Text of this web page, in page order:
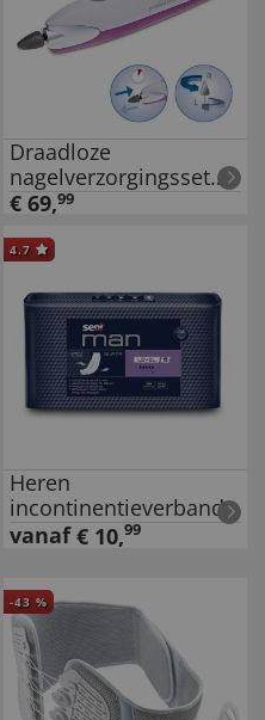
Draadloze
nagelverzorgingsset
'Feeling'
€ 69,99
4.7
Heren
incontinentieverband
Seni Man Light
vanaf € 10,99
-43 %